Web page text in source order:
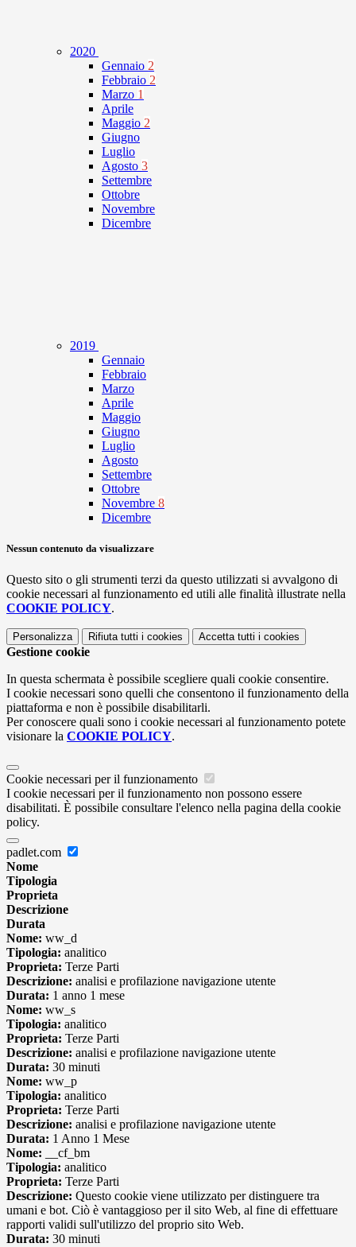
2020
Gennaio 2
Febbraio 2
Marzo 1
Aprile
Maggio 2
Giugno
Luglio
Agosto 3
Settembre
Ottobre
Novembre
Dicembre
2019
Gennaio
Febbraio
Marzo
Aprile
Maggio
Giugno
Luglio
Agosto
Settembre
Ottobre
Novembre 8
Dicembre
Nessun contenuto da visualizzare
Questo sito o gli strumenti terzi da questo utilizzati si avvalgono di
cookie necessari al funzionamento ed utili alle finalità illustrate nella
COOKIE POLICY.
Personalizza Rifiuta tutti i cookies Accetta tutti i cookies
Gestione cookie
In questa schermata è possibile scegliere quali cookie consentire.
I cookie necessari sono quelli che consentono il funzionamento della
piattaforma e non è possibile disabilitarli.
Per conoscere quali sono i cookie necessari al funzionamento potete
visionare la COOKIE POLICY.
Cookie necessari per il funzionamento
I cookie necessari per il funzionamento non possono essere
disabilitati. È possibile consultare l'elenco nella pagina della cookie
policy.
padlet.com
Nome
Tipologia
Proprieta
Descrizione
Durata
Nome: ww_d
Tipologia: analitico
Proprieta: Terze Parti
Descrizione: analisi e profilazione navigazione utente
Durata: 1 anno 1 mese
Nome: ww_s
Tipologia: analitico
Proprieta: Terze Parti
Descrizione: analisi e profilazione navigazione utente
Durata: 30 minuti
Nome: ww_p
Tipologia: analitico
Proprieta: Terze Parti
Descrizione: analisi e profilazione navigazione utente
Durata: 1 Anno 1 Mese
Nome: __cf_bm
Tipologia: analitico
Proprieta: Terze Parti
Descrizione: Questo cookie viene utilizzato per distinguere tra
umani e bot. Ciò è vantaggioso per il sito Web, al fine di effettuare
rapporti validi sull'utilizzo del proprio sito Web.
Durata: 30 minuti